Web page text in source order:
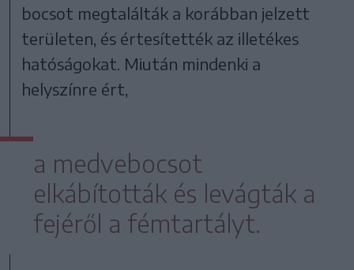
bocsot megtalálták a korábban jelzett
területen, és értesítették az illetékes
hatóságokat. Miután mindenki a
helyszínre ért,
a medvebocsot
elkábították és levágták a
fejéről a fémtartályt.